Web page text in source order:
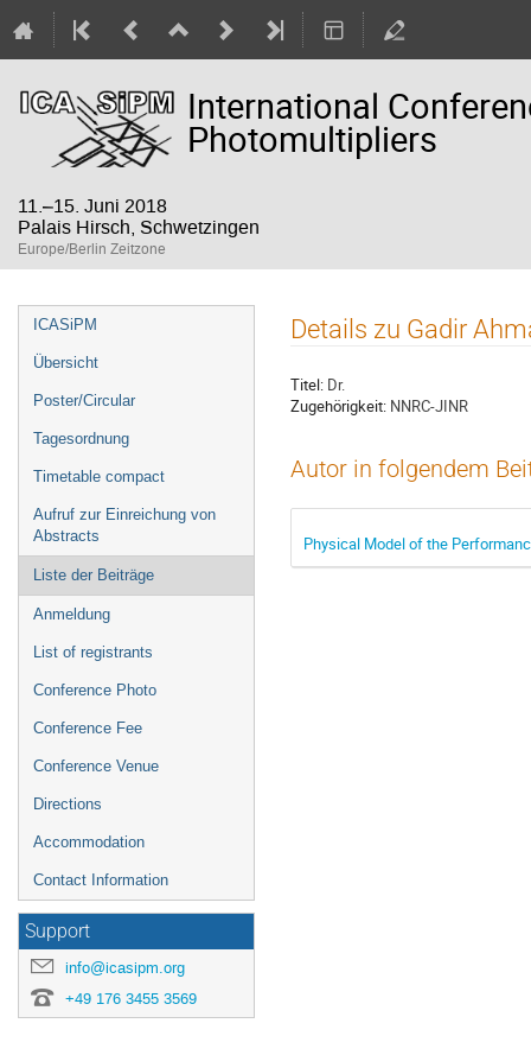
International
Photomultipliers
11.–15. Juni 2018
Palais Hirsch, Schwetzingen
Europe/Berlin Zeitzone
Veranstaltungsmenü
ICASiPM
Übersicht
Poster/Circular
Tagesordnung
Timetable compact
Aufruf zur Einreichung von
Abstracts
Liste der Beiträge
Anmeldung
List of registrants
Conference Photo
Conference Fee
Conference Venue
Directions
Accommodation
Contact Information
Support
info@icasipm.org
+49 176 3455 3569
Details zu Gadir
Titel: Dr.
Zugehörigkeit: NNRC-JINR
Autor in folgendem
Physical Model of the